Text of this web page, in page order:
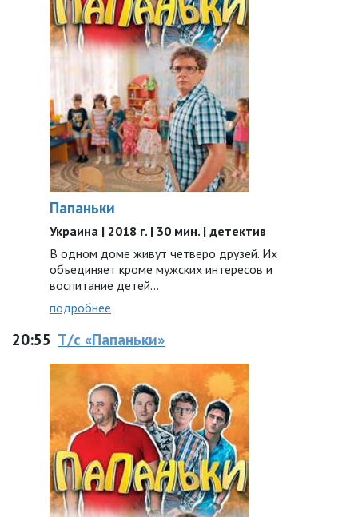
Папаньки
Украина | 2018 г. | 30 мин. | детектив
В одном доме живут четверо друзей. Их
объединяет кроме мужских интересов и
воспитание детей…
подробнее
20:55 Т/с «Папаньки»